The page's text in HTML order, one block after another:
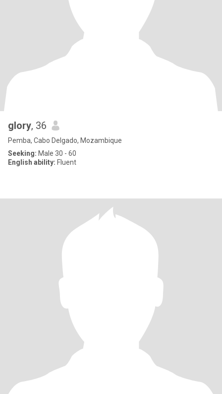
glory, 36
Pemba, Cabo Delgado, Mozambique
Seeking: Male 30 - 60
English ability: Fluent